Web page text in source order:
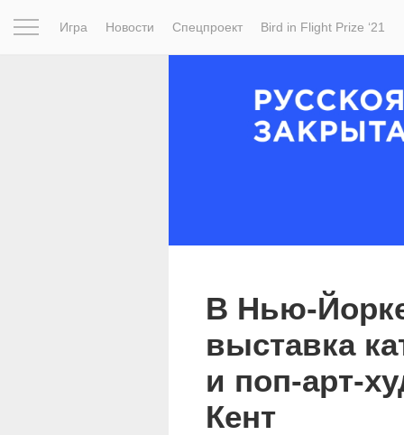
Игра Новости Спецпроект Bird in Flight Prize ‘21
В Нью-
выставка
и поп-арт-
Кент